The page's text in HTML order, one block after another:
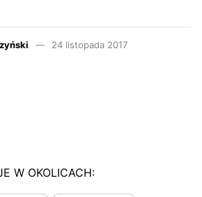
24 listopada 2017
W OKOLICACH: